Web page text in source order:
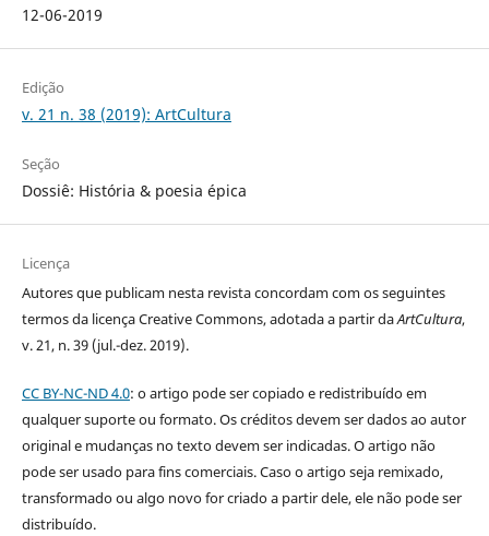
12-06-2019
Edição
v. 21 n. 38 (2019): ArtCultura
Seção
Dossiê: História & poesia épica
Licença
Autores que publicam nesta revista concordam com os seguintes
termos da licença Creative Commons, adotada a partir daArtCultura,
v. 21, n. 39 (jul.-dez. 2019).
CC BY-NC-ND 4.0: o artigo pode ser copiado e redistribuído em
qualquer suporte ou formato. Os créditos devem ser dados ao autor
original e mudanças no texto devem ser indicadas. O artigo não
pode ser usado para fins comerciais. Caso o artigo seja remixado,
transformado ou algo novo for criado a partir dele, ele não pode ser
distribuído.